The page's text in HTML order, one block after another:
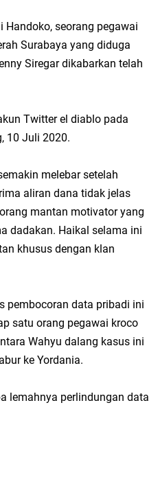
Handoko, seorang pegawai
Surabaya yang diduga
Siregar dikabarkan telah
Twitter el diablo pada
10 Juli 2020.
melebar setelah
aliran dana tidak jelas
mantan motivator yang
dadakan. Haikal selama ini
khusus dengan klan
pembocoran data pribadi ini
satu orang pegawai kroco
Wahyu dalang kasus ini
ke Yordania.
lemahnya perlindungan data